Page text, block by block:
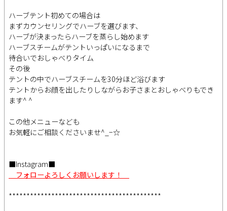
ハーブテント初めての場合は
まずカウンセリングでハーブを選びます、
ハーブが決まったらハーブを蒸らし始めます
ハーブスチームがテントいっぱいになるまで
待合いでおしゃべりタイム
その後
テントの中でハーブスチームを30分ほど浴びます
テントからお顔を出したりしながらお子さまとおしゃべりもでき
ます^ ^
この他メニューなども
お気軽にご相談くださいませ^_−☆
■Instagram■
フォローよろしくお願いします！
*******************************************